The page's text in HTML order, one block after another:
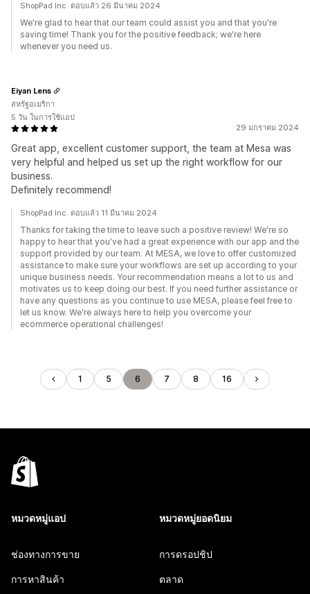
ShopPad Inc. ตอบแล้ว 26 มีนาคม 2024
We're glad to hear that our team could assist you and that you're
saving time! Thank you for the positive feedback; we're here
whenever you need us.
29 มกราคม 2024
Great app, excellent customer support, the team at Mesa was
very helpful and helped us set up the right workflow for our
business.
Definitely recommend!
Eiyan Lens
สหรัฐอเมริกา
5 วัน ในการใช้แอป
ShopPad Inc. ตอบแล้ว 11 มีนาคม 2024
Thanks for taking the time to leave such a positive review! We're so
happy to hear that you've had a great experience with our app and the
support provided by our team. At MESA, we love to offer customized
assistance to make sure your workflows are set up according to your
unique business needs. Your recommendation means a lot to us and
motivates us to keep doing our best. If you need further assistance or
have any questions as you continue to use MESA, please feel free to
let us know. We're always here to help you overcome your
ecommerce operational challenges!
1 5 6 7 8 16
หมวดหมู่แอป
ช่องทางการขาย
การหาสินค้า
หมวดหมู่ยอดนิยม
การดรอปชิป
ตลาด